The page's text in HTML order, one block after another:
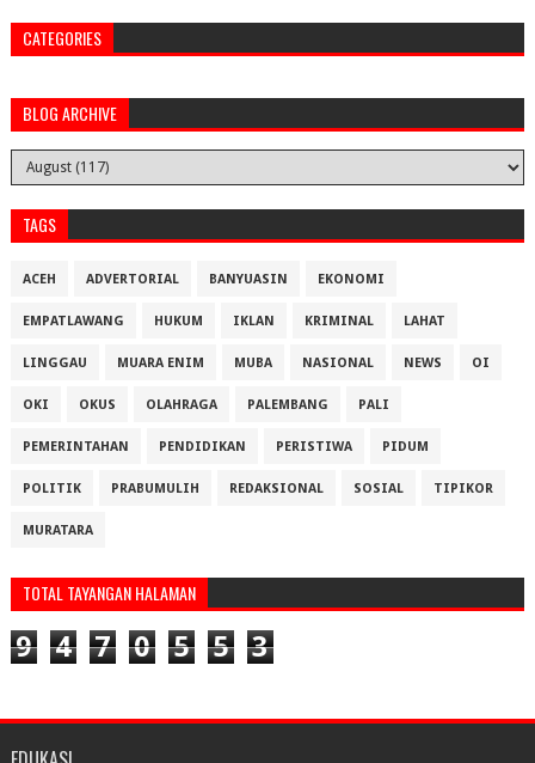
CATEGORIES
BLOG ARCHIVE
TAGS
ACEH ADVERTORIAL BANYUASIN EKONOMI
EMPATLAWANG HUKUM IKLAN KRIMINAL LAHAT
LINGGAU MUARA ENIM MUBA NASIONAL NEWS OI
OKI OKUS OLAHRAGA PALEMBANG PALI
PEMERINTAHAN PENDIDIKAN PERISTIWA PIDUM
POLITIK PRABUMULIH REDAKSIONAL SOSIAL TIPIKOR
MURATARA
TOTAL TAYANGAN HALAMAN
9 4 7 0 5 5 3